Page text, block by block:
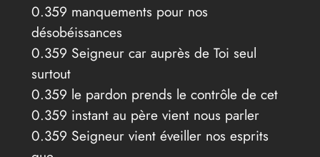
0.359 manquements pour nos
désobéissances
0.359 Seigneur car auprès de Toi seul
surtout
0.359 le pardon prends le contrôle de cet
0.359 instant au père vient nous parler
0.359 Seigneur vient éveiller nos esprits